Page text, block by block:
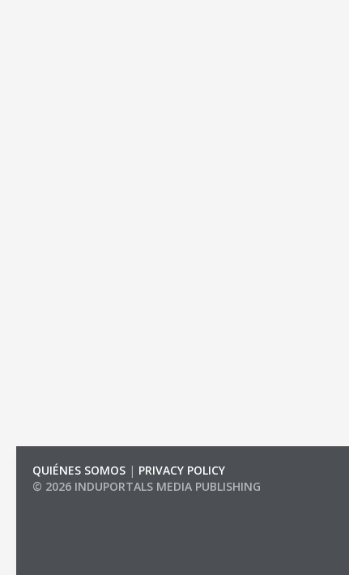
QUIÉNES SOMOS | PRIVACY POLICY
© 2026 INDUPORTALS MEDIA PUBLISHING